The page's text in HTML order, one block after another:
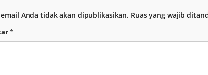
Anda tidak akan dipublikasikan. Ruas yang wajib
*